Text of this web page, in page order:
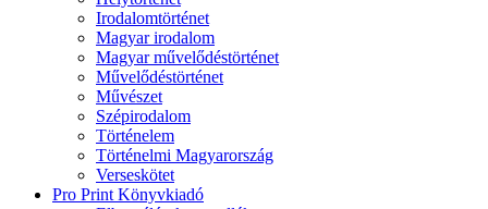
Irodalomtörténet
Magyar irodalom
Magyar művelődéstörténet
Művelődéstörténet
Művészet
Szépirodalom
Történelem
Történelmi Magyarország
Verseskötet
Pro Print Könyvkiadó